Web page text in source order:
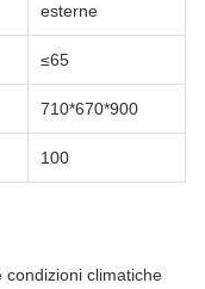
esterne
≤65
710*670*900
100
climatiche